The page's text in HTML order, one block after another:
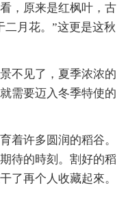
，原来是红枫叶，古
二月花。”这更是这秋
不见了，夏季浓浓的
需要迈入冬季特使的
着许多圆润的稻谷。
待的時刻。割好的稻
了再个人收藏起來。